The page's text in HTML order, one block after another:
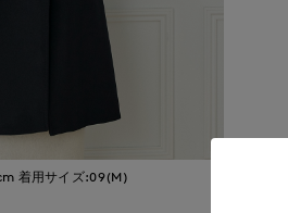
着用サイズ:09(M)